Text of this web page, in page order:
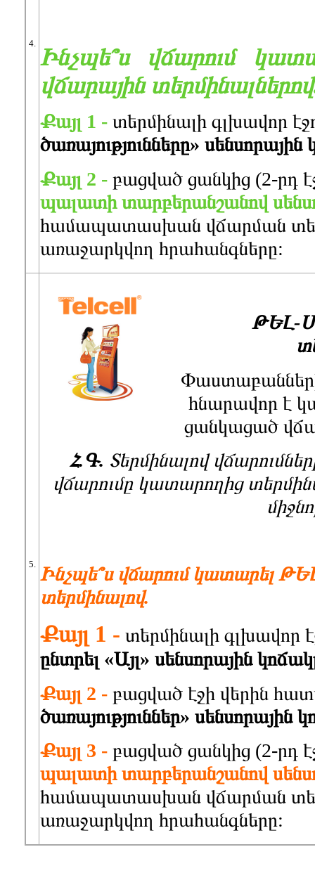
4.
Ինչպե՞ս վճարում
վճարային
Քայլ 1 - տերմինալի գլխավոր
ծառայությունները» սենսորային
Քայլ 2 - բացված ցանկից (2-րդ
պալատի տարբերանշանով
համապատասխան վճարման
առաջարկվող հրահանգները:
5.
ԹԵԼ-
հնարավոր է
ցանկացած
Հ.Գ. Տերմինալով
վճարումը կատարողից
Ինչպե՞ս վճարում կատարել
տերմինալով.
Քայլ 1 - տերմինալի գլխավոր
ընտրել «Այլ» սենսորային
Քայլ 2 - բացված էջի վերին
ծառայություններ» սենսորային
Քայլ 3 - բացված ցանկից (2-րդ
պալատի տարբերանշանով
համապատասխան վճարման
առաջարկվող հրահանգները: